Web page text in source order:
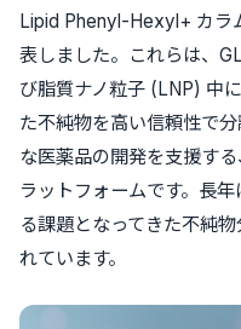
Lipid Phenyl-Hexyl+ カラ
表しました。これらは、
び脂質ナノ粒子 (LNP) 中
た不純物を高い信頼性で
な医薬品の開発を支援す
ラットフォームです。長
る課題となってきた不純
れています。